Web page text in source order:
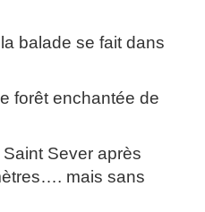
balade se fait dans
forêt enchantée de
Sever après
mais sans